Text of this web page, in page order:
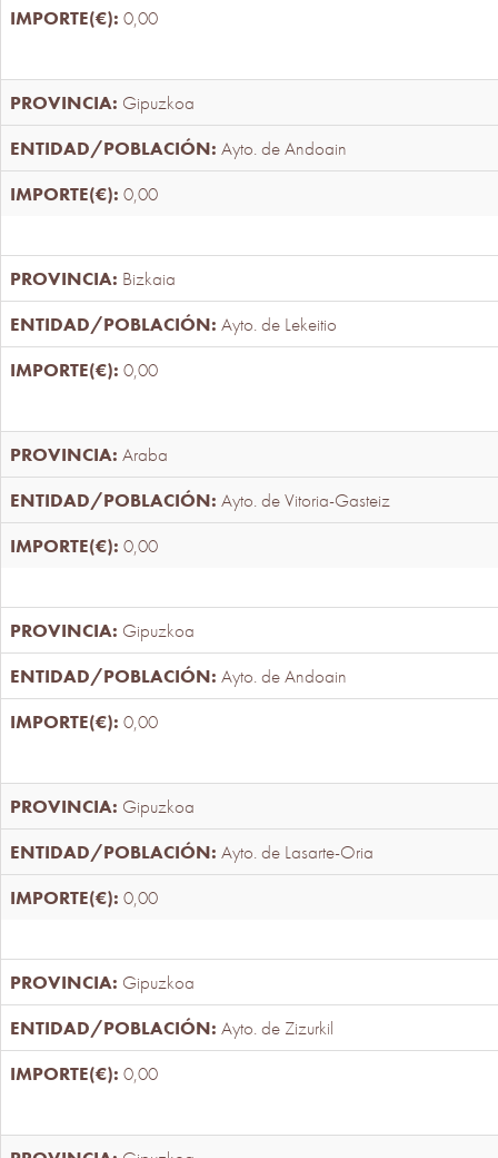
0,00
Gipuzkoa
Ayto. de Andoain
0,00
Bizkaia
Ayto. de Lekeitio
0,00
Araba
Ayto. de Vitoria-Gasteiz
0,00
Gipuzkoa
Ayto. de Andoain
0,00
Gipuzkoa
Ayto. de Lasarte-Oria
0,00
Gipuzkoa
Ayto. de Zizurkil
0,00